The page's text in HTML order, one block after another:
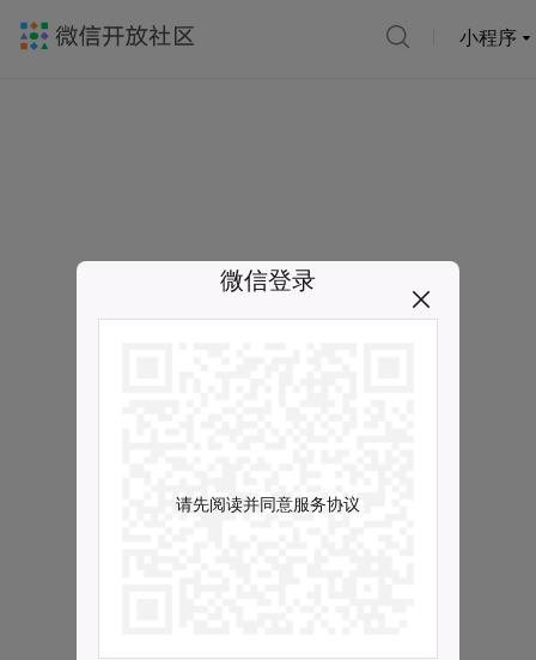
小程序
微信登录
请先阅读并同意服务协议